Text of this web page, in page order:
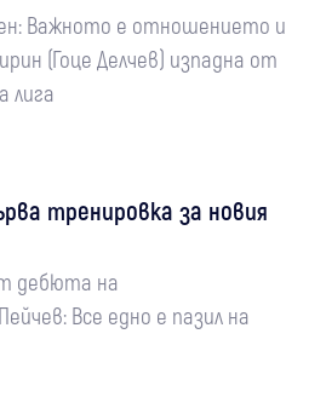
Важното е отношението и
(Гоце Делчев) изпадна от
лига
тренировка за новия
дебюта на
Все едно е пазил на